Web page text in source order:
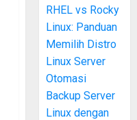
RHEL vs Rocky
Linux: Panduan
Memilih Distro
Linux Server
Otomasi
Backup Server
Linux dengan